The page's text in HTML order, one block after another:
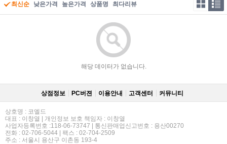
최신순 낮은가격 높은가격 상품명 최다리뷰
해당 데이터가 없습니다.
상점정보 PC버젼 이용안내 고객센터 커뮤니티
상호명 : 코엘드
대표 : 이창열 | 개인정보 보호 책임자 : 이창열
사업자등록번호 :118-06-73747 | 통신판매업신고번호 : 용산00270
전화 : 02-706-5044 | 팩스 : 02-704-2509
주소 : 서울시 용산구 이촌동 193-4